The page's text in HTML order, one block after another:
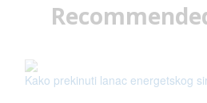
Kako prekinuti lanac energetskog